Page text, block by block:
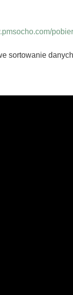
sortowanie